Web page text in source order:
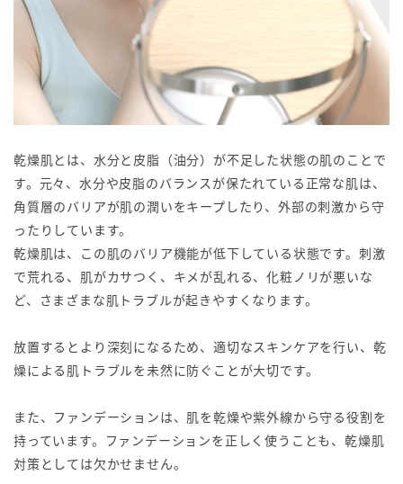
乾燥肌とは、水分と皮脂（油分）が不足した状態の肌のことで
す。元々、水分や皮脂のバランスが保たれている正常な肌は、
角質層のバリアが肌の潤いをキープしたり、外部の刺激から守
ったりしています。
乾燥肌は、この肌のバリア機能が低下している状態です。刺激
で荒れる、肌がカサつく、キメが乱れる、化粧ノリが悪いな
ど、さまざまな肌トラブルが起きやすくなります。
放置するとより深刻になるため、適切なスキンケアを行い、乾
燥による肌トラブルを未然に防ぐことが大切です。
また、ファンデーションは、肌を乾燥や紫外線から守る役割を
持っています。ファンデーションを正しく使うことも、乾燥肌
対策としては欠かせません。